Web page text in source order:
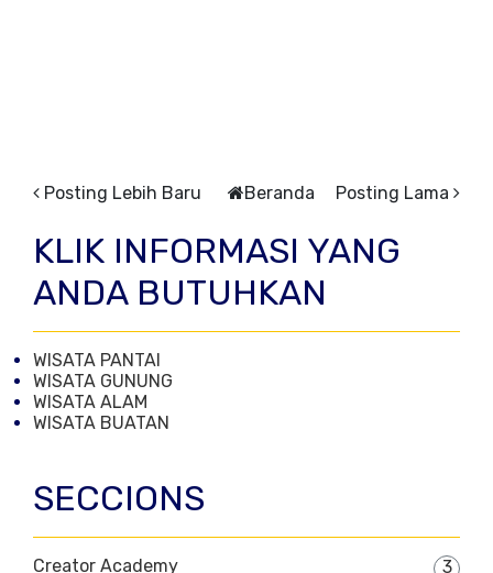
Posting Lebih Baru Posting Lama
Beranda
KLIK INFORMASI YANG
ANDA BUTUHKAN
WISATA PANTAI
WISATA GUNUNG
WISATA ALAM
WISATA BUATAN
SECCIONS
Creator Academy
3